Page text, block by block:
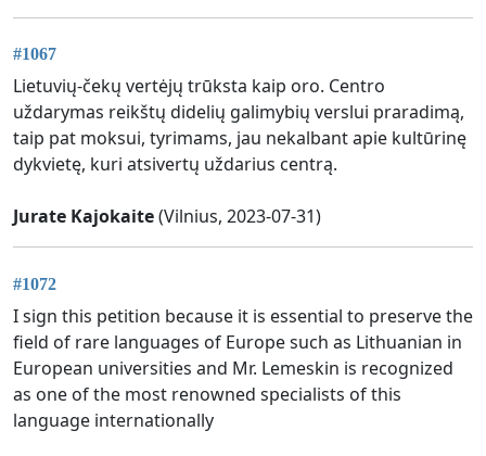
#1067
Lietuvių-čekų vertėjų trūksta kaip oro. Centro
uždarymas reikštų didelių galimybių verslui praradimą,
taip pat moksui, tyrimams, jau nekalbant apie kultūrinę
dykvietę, kuri atsivertų uždarius centrą.
Jurate Kajokaite(Vilnius, 2023-07-31)
#1072
I sign this petition because it is essential to preserve the
field of rare languages of Europe such as Lithuanian in
European universities and Mr. Lemeskin is recognized
as one of the most renowned specialists of this
language internationally